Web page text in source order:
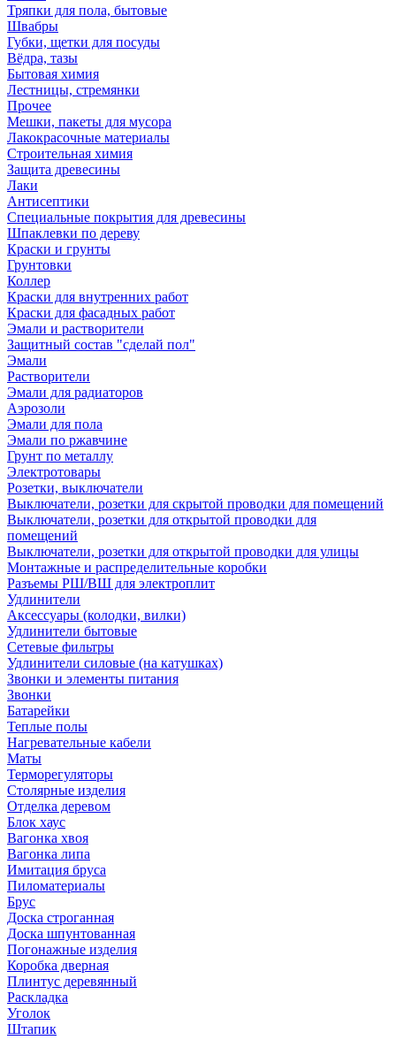
Тряпки для пола, бытовые
Швабры
Губки, щетки для посуды
Вёдра, тазы
Бытовая химия
Лестницы, стремянки
Прочее
Мешки, пакеты для мусора
Лакокрасочные материалы
Строительная химия
Защита древесины
Лаки
Антисептики
Специальные покрытия для древесины
Шпаклевки по дереву
Краски и грунты
Грунтовки
Коллер
Краски для внутренних работ
Краски для фасадных работ
Эмали и растворители
Защитный состав "сделай пол"
Эмали
Растворители
Эмали для радиаторов
Аэрозоли
Эмали для пола
Эмали по ржавчине
Грунт по металлу
Электротовары
Розетки, выключатели
Выключатели, розетки для скрытой проводки для помещений
Выключатели, розетки для открытой проводки для
помещений
Выключатели, розетки для открытой проводки для улицы
Монтажные и распределительные коробки
Разъемы РШ/ВШ для электроплит
Удлинители
Аксессуары (колодки, вилки)
Удлинители бытовые
Сетевые фильтры
Удлинители силовые (на катушках)
Звонки и элементы питания
Звонки
Батарейки
Теплые полы
Нагревательные кабели
Маты
Терморегуляторы
Столярные изделия
Отделка деревом
Блок хаус
Вагонка хвоя
Вагонка липа
Имитация бруса
Пиломатериалы
Брус
Доска строганная
Доска шпунтованная
Погонажные изделия
Коробка дверная
Плинтус деревянный
Раскладка
Уголок
Штапик